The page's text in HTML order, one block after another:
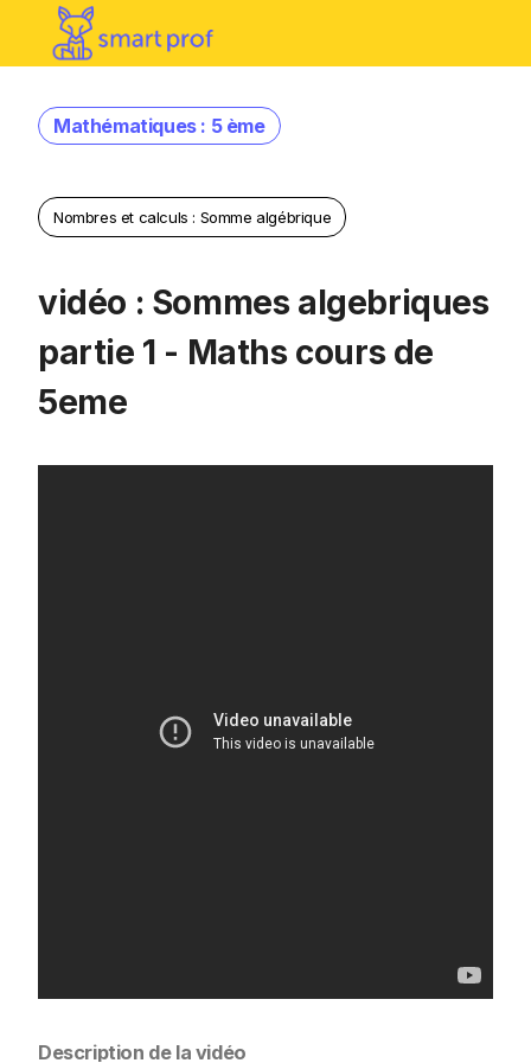
Mathématiques : 5 ème
Nombres et calculs : Somme algébrique
vidéo : Sommes algebriques
partie 1 - Maths cours de
5eme
Description de la vidéo